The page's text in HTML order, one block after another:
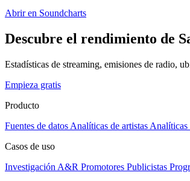
Abrir en Soundcharts
Descubre el rendimiento de
Estadísticas de streaming, emisiones de radio,
Empieza gratis
Producto
Fuentes de datos Analíticas de artistas Analíticas
Casos de uso
Investigación A&R Promotores Publicistas